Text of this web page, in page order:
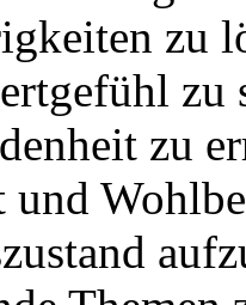
zu
zu
zu
und